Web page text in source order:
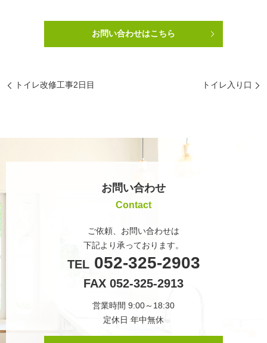
お問い合わせはこちら
トイレ改修工事2日目 トイレ入り口
お問い合わせ
Contact
ご依頼、お問い合わせは
下記より承っております。
TEL052-325-2903
FAX 052-325-2913
営業時間 9:00～18:30
定休日 年中無休